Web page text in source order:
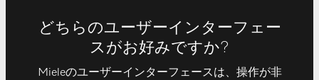
どちらのユーザーインターフェー
スがお好みですか?
Mieleのユーザーインターフェースは、操作が非